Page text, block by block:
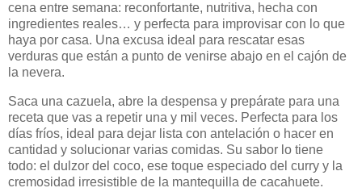
cena entre semana: reconfortante, nutritiva, hecha con
ingredientes reales… y perfecta para improvisar con lo que
haya por casa. Una excusa ideal para rescatar esas
verduras que están a punto de venirse abajo en el cajón de
la nevera.
Saca una cazuela, abre la despensa y prepárate para una
receta que vas a repetir una y mil veces. Perfecta para los
días fríos, ideal para dejar lista con antelación o hacer en
cantidad y solucionar varias comidas. Su sabor lo tiene
todo: el dulzor del coco, ese toque especiado del curry y la
cremosidad irresistible de la mantequilla de cacahuete.